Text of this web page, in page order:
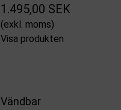
1.495,00 SEK
(exkl. moms)
Visa produkten
Vändbar